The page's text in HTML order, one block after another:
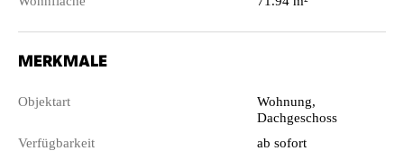
MERKMALE
Objektart
Wohnung,
Dachgeschoss
Verfügbarkeit
ab sofort